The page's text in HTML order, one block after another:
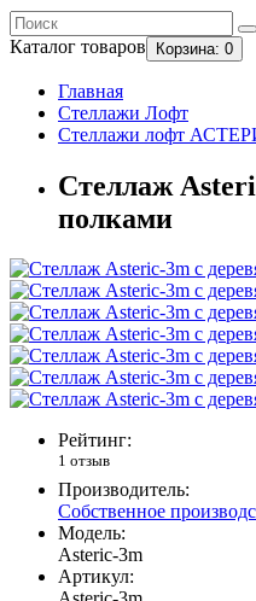
Каталог товаров Корзина: 0
Главная
Стеллажи Лофт
Стеллажи лофт
Стеллаж
полками
Рейтинг:
1 отзыв
Производитель:
Собственное
Модель:
Asteric-3m
Артикул: